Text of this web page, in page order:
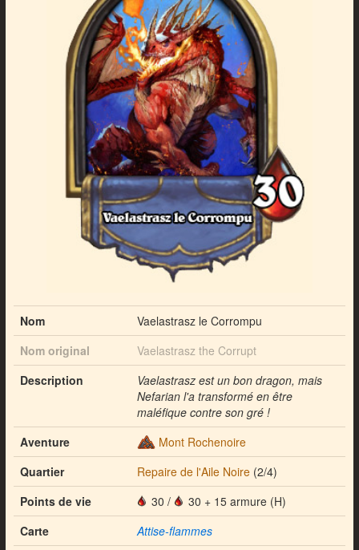
Nom
Vaelastrasz le Corrompu
Nom original
Vaelastrasz the Corrupt
Description
Vaelastrasz est un bon dragon, mais
Nefarian l'a transformé en être
maléfique contre son gré !
Aventure
Mont Rochenoire
Quartier
Repaire de l'Aile Noire (2/4)
Points de vie
30 /
30 + 15 armure (H)
Carte
Attise-flammes